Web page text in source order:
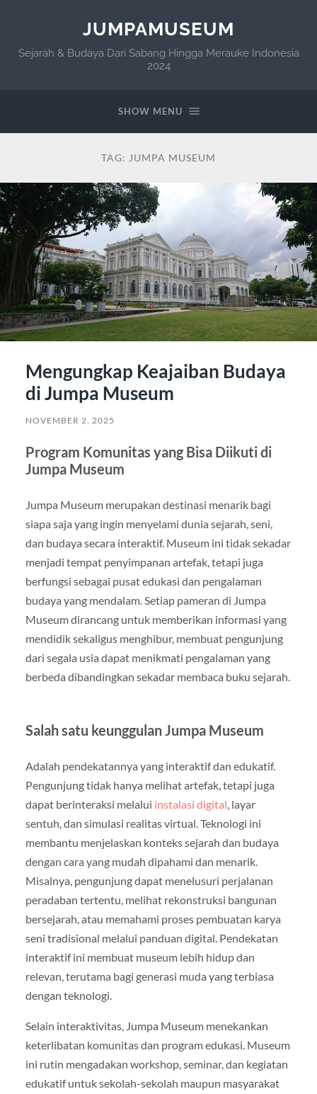
JUMPAMUSEUM
Sejarah & Budaya Dari Sabang Hingga Merauke Indonesia
2024
SHOW MENU
TAG: JUMPA MUSEUM
Mengungkap Keajaiban Budaya
di Jumpa Museum
NOVEMBER 2, 2025
Program Komunitas yang Bisa Diikuti di
Jumpa Museum
Jumpa Museum merupakan destinasi menarik bagi
siapa saja yang ingin menyelami dunia sejarah, seni,
dan budaya secara interaktif. Museum ini tidak sekadar
menjadi tempat penyimpanan artefak, tetapi juga
berfungsi sebagai pusat edukasi dan pengalaman
budaya yang mendalam. Setiap pameran di Jumpa
Museum dirancang untuk memberikan informasi yang
mendidik sekaligus menghibur, membuat pengunjung
dari segala usia dapat menikmati pengalaman yang
berbeda dibandingkan sekadar membaca buku sejarah.
Salah satu keunggulan Jumpa Museum
Adalah pendekatannya yang interaktif dan edukatif.
Pengunjung tidak hanya melihat artefak, tetapi juga
dapat berinteraksi melalui instalasi digital , layar
sentuh, dan simulasi realitas virtual. Teknologi ini
membantu menjelaskan konteks sejarah dan budaya
dengan cara yang mudah dipahami dan menarik.
Misalnya, pengunjung dapat menelusuri perjalanan
peradaban tertentu, melihat rekonstruksi bangunan
bersejarah, atau memahami proses pembuatan karya
seni tradisional melalui panduan digital. Pendekatan
interaktif ini membuat museum lebih hidup dan
relevan, terutama bagi generasi muda yang terbiasa
dengan teknologi.
Selain interaktivitas, Jumpa Museum menekankan
keterlibatan komunitas dan program edukasi. Museum
ini rutin mengadakan workshop, seminar, dan kegiatan
edukatif untuk sekolah-sekolah maupun masyarakat